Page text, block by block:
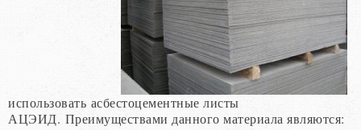
использовать асбестоцементные листы
АЦЭИД. Преимуществами данного материала являются: